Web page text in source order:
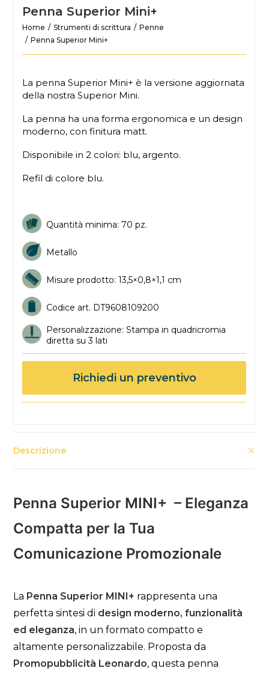
Penna Superior Mini+
Home Strumenti di scrittura
Penne
Penna Superior Mini+
La penna Superior Mini+ è la versione aggiornata
della nostra Superior Mini.
La penna ha una forma ergonomica e un design
moderno, con finitura matt.
Disponibile in 2 colori: blu, argento.
Refil di colore blu.
Quantità minima: 70 pz.
Metallo
Misure prodotto: 13,5×0,8×1,1 cm
Codice art. DT9608109200
Personalizzazione: Stampa in quadricromia
diretta su 3 lati
Richiedi un preventivo
Descrizione
Penna Superior MINI+ – Eleganza
Compatta per la Tua
Comunicazione Promozionale
La Penna Superior MINI+ rappresenta una
perfetta sintesi di design moderno, funzionalità
ed eleganza, in un formato compatto e
altamente personalizzabile. Proposta da
Promopubblicità Leonardo, questa penna